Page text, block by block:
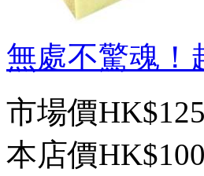
無處不驚魂！
市場價
本店價